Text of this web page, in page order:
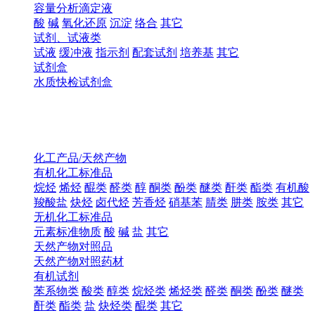
容量分析滴定液
酸 碱 氧化还原 沉淀 络合 其它
试剂、试液类
试液 缓冲液 指示剂 配套试剂 培养基 其它
试剂盒
水质快检试剂盒
化工产品/天然产物
有机化工标准品
烷烃 烯烃 醌类 醛类 醇 酮类 酚类 醚类 酐类 酯类 有机酸
羧酸盐 炔烃 卤代烃 芳香烃 硝基苯 腈类 肼类 胺类 其它
无机化工标准品
元素标准物质 酸 碱 盐 其它
天然产物对照品
天然产物对照药材
有机试剂
苯系物类 酸类 醇类 烷烃类 烯烃类 醛类 酮类 酚类 醚类
酐类 酯类 盐 炔烃类 醌类 其它